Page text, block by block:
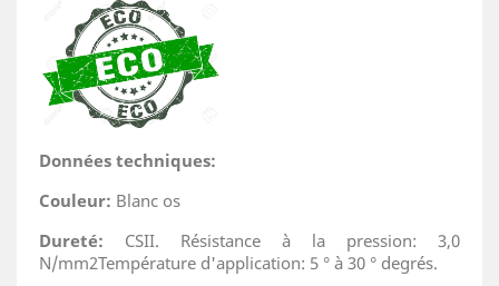
Données techniques:
Couleur: Blanc os
Dureté: CSII. Résistance à la pression: 3,0
N/mm2Température d'application: 5 ° à 30 ° degrés.